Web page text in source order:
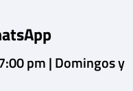
pm | Domingos y